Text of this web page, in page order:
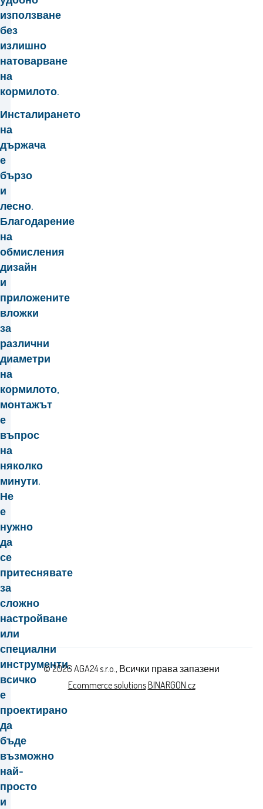
използване
без
излишно
натоварване
на
кормилото.
Инсталирането
на
държача
е
бързо
и
лесно.
Благодарение
на
обмисления
дизайн
и
приложените
вложки
за
различни
диаметри
на
кормилото,
монтажът
е
въпрос
на
няколко
минути.
Не
е
нужно
да
се
притеснявате
за
сложно
настройване
или
специални
инструменти,
всичко
е
проектирано
да
бъде
възможно
най-
просто
и
© 2026 AGA24 s.r.o., Всички права запазени
Ecommerce solutionsBINARGON.cz